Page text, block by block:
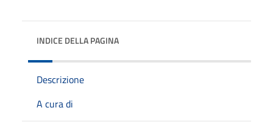
INDICE DELLA PAGINA
Descrizione
A cura di